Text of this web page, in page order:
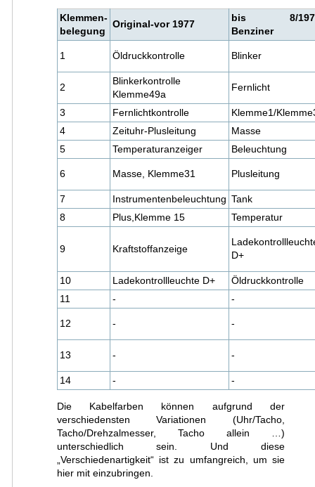
Klemmen-
belegung
Original-vor 1977
bis 8/
Benziner
1 Öldruckkontrolle Blinker
2
Blinkerkontrolle
Klemme49a
Fernlicht
3 Fernlichtkontrolle
Klemme1/
4
Zeituhr-Plusleitung
Masse
5
Temperaturanzeiger Beleuchtung
6 Masse, Klemme31 Plusleitung
7 Instrumentenbeleuchtung Tank
8
Plus,Klemme 15 Temperatur
9 Kraftstoffanzeige
D+
10 Ladekontrollleuchte D+
Öldruckkontrolle
11
- -
12 - -
13 - -
14 - -
Die Kabelfarben können aufgrund der
verschiedensten Variationen (Uhr/Tacho,
Tacho/Drehzalmesser, Tacho allein …)
unterschiedlich sein. Und diese
„Verschiedenartigkeit“ ist zu umfangreich, um sie
hier mit einzubringen.